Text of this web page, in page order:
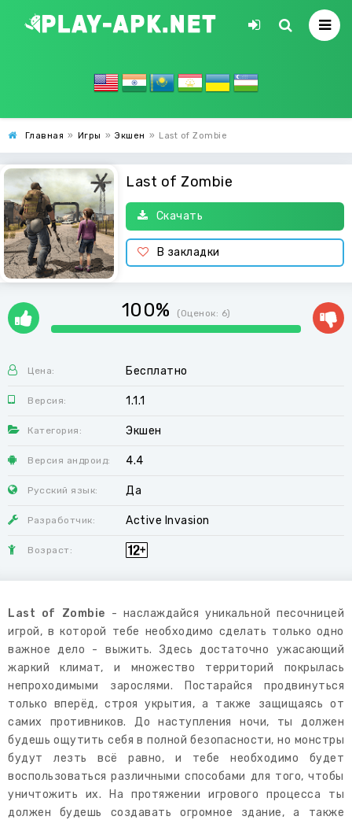
Главная » Игры » Экшен » Last of Zombie
Last of Zombie
Скачать
В закладки
100% (Оценок: 6)
Цена: Бесплатно
Версия: 1.1.1
Категория: Экшен
Версия андроид: 4.4
Русский язык: Да
Разработчик: Active Invasion
Возраст:
Last of Zombie - наслаждайся уникальной песочницей
игрой, в которой тебе необходимо сделать только одно
важное дело - выжить. Здесь достаточно ужасающий
жаркий климат, и множество территорий покрылась
непроходимыми зарослями. Постарайся продвинуться
только вперёд, строя укрытия, а также защищаясь от
самих противников. До наступления ночи, ты должен
будешь ощутить себя в полной безопасности, но монстры
будут лезть всё равно, и тебе необходимо будет
воспользоваться различными способами для того, чтобы
уничтожить их. На протяжении игрового процесса ты
должен будешь создавать огромное здание, а также